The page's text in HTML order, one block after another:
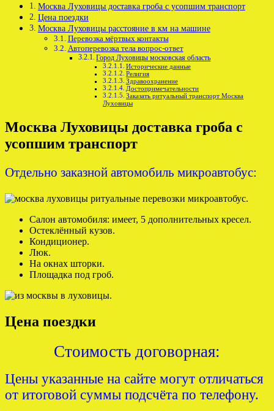
Москва Луховицы доставка гроба с усопшим транспорт
Цена поездки
Москва Луховицы расстояние в км на машине
Перевозка мёртвых контакты
Автоперевозка тела вопрос-ответ
Город Луховицы московская область
Исторические данные
Религия
Здравоохранение
Достопримечательности
Заказать ритуальный транспорт Москва
Луховицы
Москва Луховицы доставка гроба с
усопшим транспорт
Отдельно заказной автомобиль микроавтобус:
Салон автомобиля: имеет, 5 дополнительных кресел.
Остеклённый кузов.
Кондиционер.
Люк.
На окнах шторки.
Площадка под гроб.
Цена поездки
Стоимость договорная:
Цены указанные на сайте могут отличаться
от итоговой суммы подсчёта по телефону.